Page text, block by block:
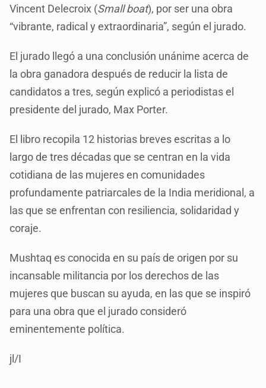
Vincent Delecroix (Small boat), por ser una obra
“vibrante, radical y extraordinaria”, según el jurado.
El jurado llegó a una conclusión unánime acerca de
la obra ganadora después de reducir la lista de
candidatos a tres, según explicó a periodistas el
presidente del jurado, Max Porter.
El libro recopila 12 historias breves escritas a lo
largo de tres décadas que se centran en la vida
cotidiana de las mujeres en comunidades
profundamente patriarcales de la India meridional, a
las que se enfrentan con resiliencia, solidaridad y
coraje.
Mushtaq es conocida en su país de origen por su
incansable militancia por los derechos de las
mujeres que buscan su ayuda, en las que se inspiró
para una obra que el jurado consideró
eminentemente política.
jl/I